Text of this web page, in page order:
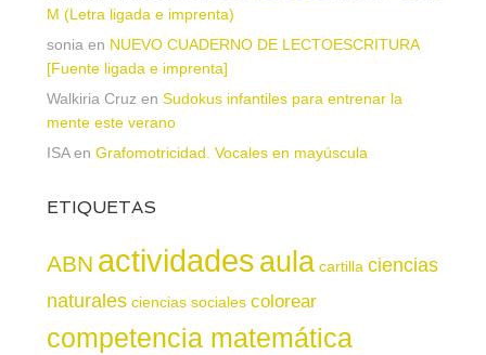
M (Letra ligada e imprenta)
sonia en NUEVO CUADERNO DE LECTOESCRITURA
[Fuente ligada e imprenta]
Walkiria Cruz en Sudokus infantiles para entrenar la
mente este verano
ISAen Grafomotricidad. Vocales en mayúscula
ETIQUETAS
ABN actividadesaula cartilla ciencias
naturales ciencias sociales colorear
competencia matemática